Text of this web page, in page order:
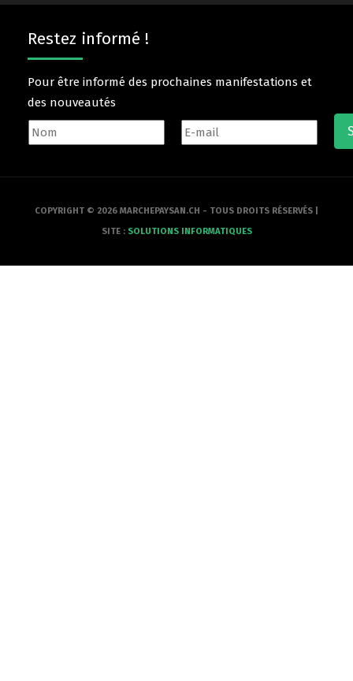
Restez informé !
Pour être informé des prochaines manifestations et
des nouveautés
COPYRIGHT © 2026 MARCHEPAYSAN.CH - TOUS DROITS RÉSERVÉS |
SITE : SOLUTIONS INFORMATIQUES